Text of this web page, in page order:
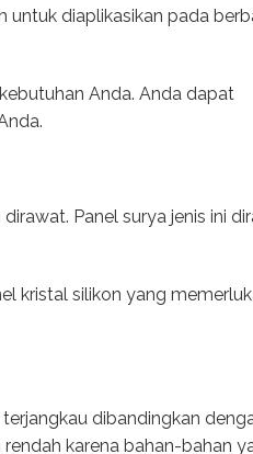
untuk diaplikasikan pada
Anda. Anda dapat
Panel surya jenis ini
kristal silikon yang
dibandingkan
karena bahan-bahan